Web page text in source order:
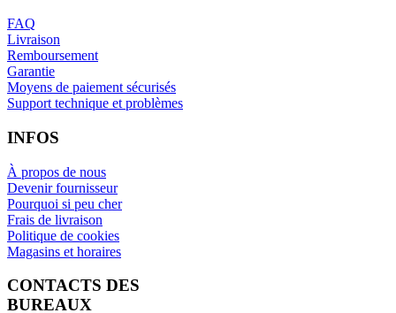
FAQ
Livraison
Remboursement
Garantie
Moyens de paiement sécurisés
Support technique et problèmes
INFOS
À propos de nous
Devenir fournisseur
Pourquoi si peu cher
Frais de livraison
Politique de cookies
Magasins et horaires
CONTACTS DES
BUREAUX